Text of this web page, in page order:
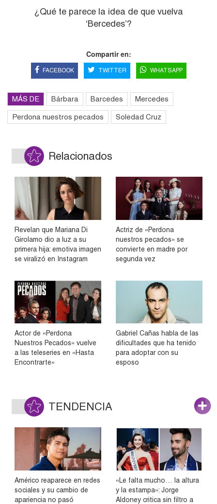
¿Qué te parece la idea de que vuelva
‘Bercedes’?
Compartir en:
FACEBOOK TWITTER WHATSAPP
MÁS DE Bárbara Barcedes Mercedes
Perdona nuestros pecados Soledad Cruz
Relacionados
Revelan que Mariana Di
Girolamo dio a luz a su
primera hija: emotiva imagen
se viralizó en Instagram
Actriz de «Perdona
nuestros pecados» se
convierte en madre por
segunda vez
Actor de «Perdona
Nuestros Pecados» vuelve
a las teleseries en «Hasta
Encontrarte»
Gabriel Cañas habla de las
dificultades que ha tenido
para adoptar con su
esposo
TENDENCIA
Américo reaparece en redes
sociales y su cambio de
apariencia no pasó
«Le falta mucho… la altura
y la estampa»: Jorge
Aldoney critica sin filtro a